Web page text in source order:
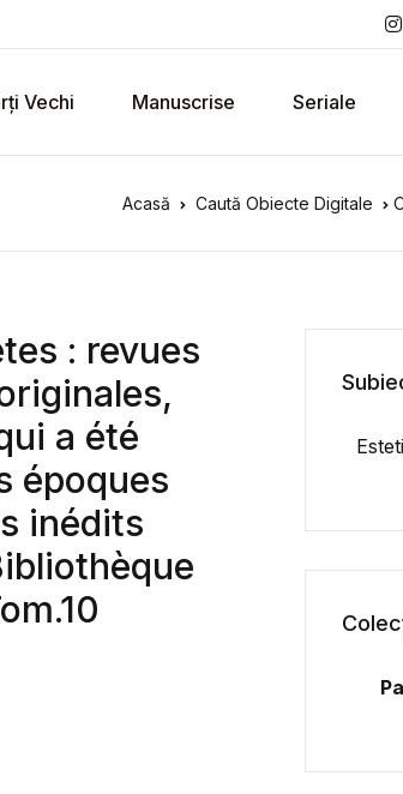
Vechi Manuscrise Seriale
Acasă Caută Obiecte Digitale
: revues
a été
époques
inédits